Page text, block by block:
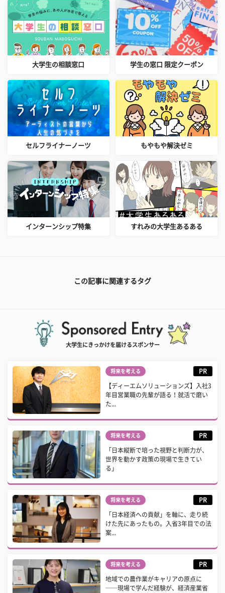
大学生の相談窓口 学生の窓口 限定クーポン
セルフライナーノーツ もやもや解決ゼミ
インターンシップ特集 すれみの大学生あるある
この記事に関連するタグ
大学生にきっかけを届けるスポンサー
将来を考える PR
【ディーエムソリューションズ】入社3
年目営業職の先輩が語る！就活で磨い
た...
将来を考える PR
「日本縦断で培った視野と判断力が、
世界を動かす政策の現場で生きてい
る」
将来を考える PR
「日本経済への貢献」を軸に、走り続
けた先にあったもの。入省3年目での法
案...
将来を考える PR
地域での農作業がキャリアの原点に
──現場で学んだ経験が、経済産業省